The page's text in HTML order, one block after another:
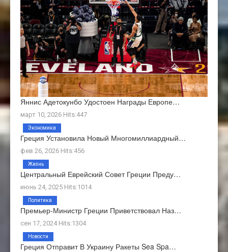
Яннис Адетокунбо Удостоен Награды Европе…
март 10, 2026 Hits:447
Греция Установила Новый Многомиллиардный…
фев 26, 2026 Hits:456
Экономика
Центральный Еврейский Совет Греции Преду…
июнь 24, 2025 Hits:1014
Жизнь
Премьер-Министр Греции Приветствовал Наз…
сен 17, 2024 Hits:1304
Политика
Греция Отправит В Украину Ракеты Sea Spa…
Новости